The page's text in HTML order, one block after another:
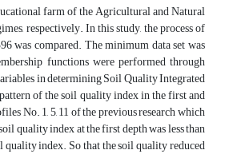
farm of the Agricultural and Natural
respectively. In this study, the process of
was compared. The minimum data set was
functions were performed through
in determining Soil Quality Integrated
of the soil quality index in the first and
No. 1, 5, 11 of the previous research which
quality index at the first depth was less than
quality index. So that the soil quality reduced